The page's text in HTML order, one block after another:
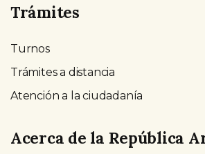
Trámites
Turnos
Trámites a distancia
Atención a la ciudadanía
Acerca de la República